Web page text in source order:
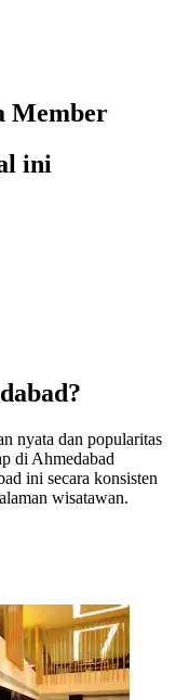
Member
ini
nyata dan popularitas
di Ahmedabad
ini secara konsisten
wisatawan.